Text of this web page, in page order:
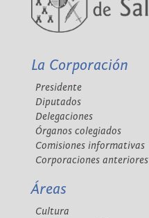
La Corporación
Presidente
Diputados
Delegaciones
Órganos colegiados
Comisiones informativas
Corporaciones anteriores
Áreas
Cultura